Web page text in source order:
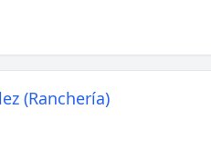
(Ranchería)